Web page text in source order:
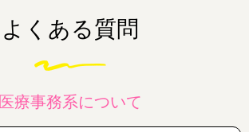
よくある質問
医療事務系について